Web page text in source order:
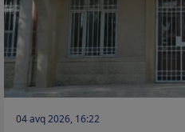
04 avq 2026, 16:22